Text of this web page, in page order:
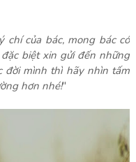
chí của bác, mong bác có
biệt xin gửi đến những
đời mình thì hãy nhìn tấm
hơn nhé!"